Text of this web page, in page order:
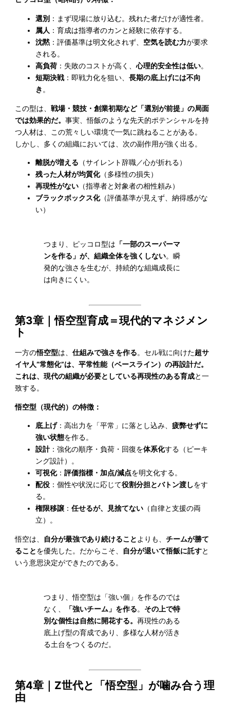
選別 ：まず現場に放り込む。残れた者だけが適性者。
属人 ：育成は指導者のカンと経験に依存する。
沈黙 ：評価基準は明文化されず、 空気を読む力が要求
される。
高負荷 ：失敗のコストが高く、心理的安全性は低い。
短期決戦 ：即戦力化を狙い、長期の底上げには不向
き 。
この型は、戦場・競技・創業初期など「選別が前提」の局面
では効果的だ。事実、悟飯のような先天的ポテンシャルを持
つ人材は、この荒々しい環境で一気に跳ねることがある。
しかし、多くの組織においては、次の副作用が強く出る。
離脱が増える （サイレント辞職／心が折れる）
残った人材が均質化（多様性の損失）
再現性がない （指導者と対象者の相性頼み）
ブラックボックス化（評価基準が見えず、納得感がな
い）
つまり、ピッコロ型は 「一部のスーパーマ
ンを作る」が、組織全体を強くしない。瞬
発的な強さを生むが、持続的な組織成長に
は向きにくい。
第3章｜悟空型育成＝現代的マネジメン
ト
一方の悟空型は、仕組みで強さを作る。セル戦に向けた超サ
イヤ人“常態化”は、平常性能（ベースライン）の再設計だ。
これは、現代の組織が必要としている再現性のある育成と一
致する。
悟空型（現代的）の特徴：
底上げ：高出力を「平常」に落とし込み、疲弊せずに
強い状態を作る。
設計：強化の順序・負荷・回復を体系化する（ピーキ
ング設計）。
可視化：評価指標・加点/減点を明文化する。
配役 ：個性や状況に応じて役割分担とバトン渡しをす
る。
権限移譲 ：任せるが、見捨てない （自律と支援の両
立）。
悟空は、 自分が最強であり続けること よりも、チームが勝て
ることを優先した。だからこそ、 自分が退いて悟飯に託すと
いう意思決定ができたのである。
つまり、悟空型は「強い個」を作るのでは
なく、
「強いチーム」を作る。 その上で特
別な個性は自然に開花する。再現性のある
底上げ型の育成であり、多様な人材が活き
る土台をつくるのだ。
第4章｜Z世代と「悟空型」が噛み合う理
由